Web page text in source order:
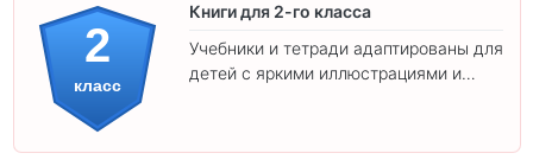
2
класс
Книги для 2-го класса
Учебники и тетради адаптированы для
детей с яркими иллюстрациями и